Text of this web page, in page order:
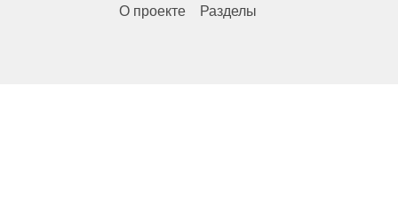
она, велика, Этой битвой по долгу и праву Не года